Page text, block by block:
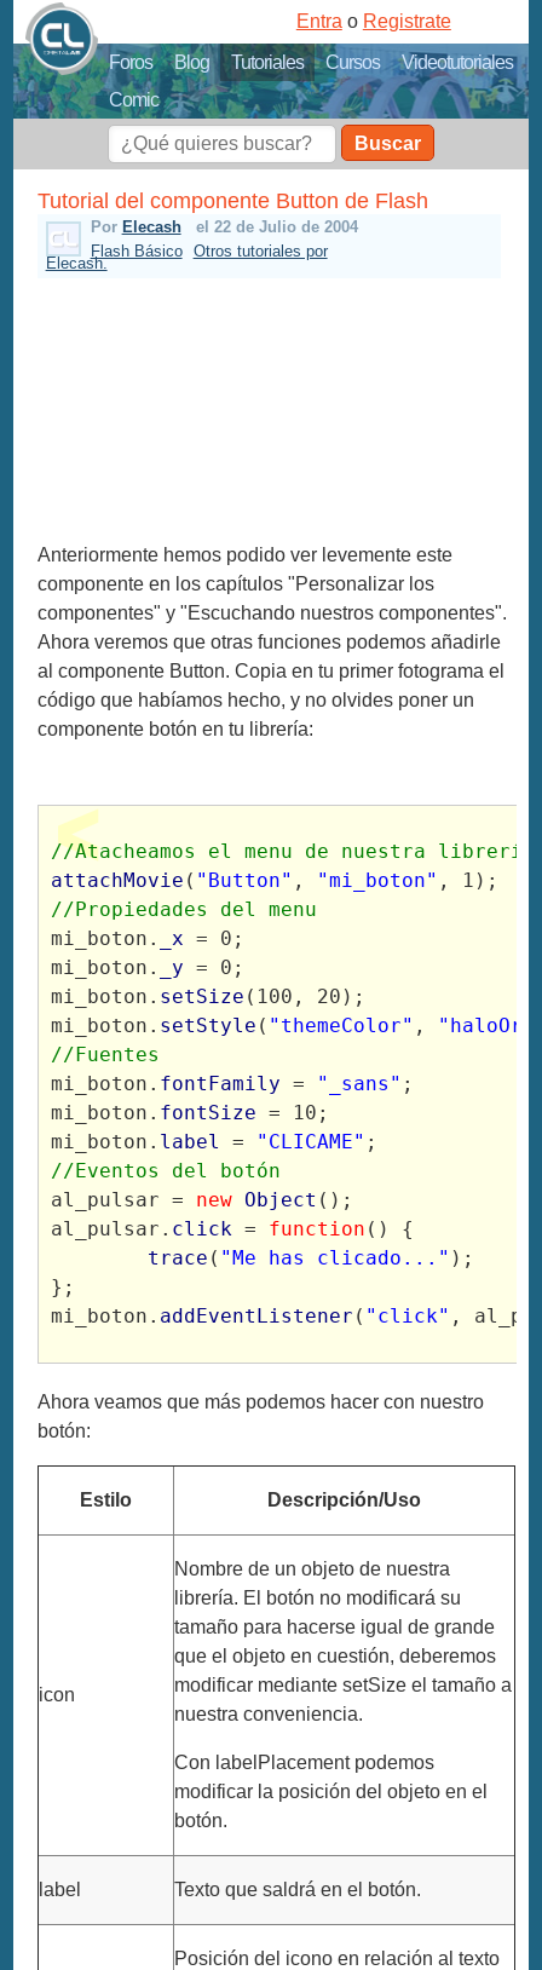
Foros Blog Tutoriales Cursos
Videotutoriales
Comic
Entra o Registrate
Buscar
Tutorial del componente Button de Flash
Por Elecash
el 22 de Julio de 2004
Flash Básico
Otros tutoriales por
Elecash.
Anteriormente hemos podido ver levemente este
componente en los capítulos "Personalizar los
componentes" y "Escuchando nuestros componentes".
Ahora veremos que otras funciones podemos añadirle
al componente Button. Copia en tu primer fotograma el
código que habíamos hecho, y no olvides poner un
componente botón en tu librería:
//Atacheamos el menu de nuestra librería
attachMovie ( "Button" , "mi_boton" , 1);
//Propiedades del menu
mi_boton.
_x = 0;
mi_boton.
_y = 0;
mi_boton. setSize (100, 20);
mi_boton. setStyle ( "themeColor" ,
//Fuentes
mi_boton. fontFamily = "_sans" ;
mi_boton. fontSize = 10;
mi_boton. label = "CLICAME" ;
//Eventos del botón
al_pulsar = new Object ();
al_pulsar. click = function () {
trace ( "Me has clicado..." );
};
mi_boton. addEventListener ( "click" ,
Ahora veamos que más podemos hacer con nuestro
botón:
Estilo Descripción/Uso
icon
Nombre de un objeto de nuestra
librería. El botón no modificará su
tamaño para hacerse igual de grande
que el objeto en cuestión, deberemos
modificar mediante setSize el tamaño a
nuestra conveniencia.
Con labelPlacement podemos
modificar la posición del objeto en el
botón.
label Texto que saldrá en el botón.
Posición del icono en relación al texto